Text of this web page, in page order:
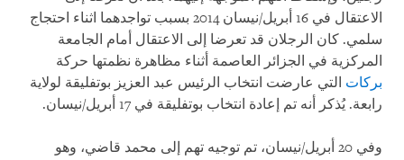
الاعتقال في 16 أبريل/نيسان 2014 بسبب تواجدهما اثناء احتجاج
سلمي. كان الرجلان قد تعرضا إلى الاعتقال أمام الجامعة
المركزية في الجزائر العاصمة أثناء مظاهرة نظمتها حركة
بركات التي عارضت انتخاب الرئيس عبد العزيز بوتفليقة لولاية
رابعة. يُذكر أنه تم إعادة انتخاب بوتفليقة في 17 أبريل/نيسان.
وفي 20 أبريل/نيسان، تم توجيه تهم إلى محمد قاضي، وهو